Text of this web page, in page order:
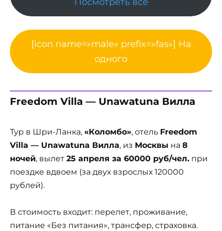
[icon name=»male» prefix=»fas»] На
одного
Freedom Villa — Unawatuna Вилла
Тур в Шри-Ланка, «Коломбо», отель Freedom
Villa — Unawatuna Вилла, из Москвы на 8
ночей, вылет 25 апреля за 60000 руб/чел. при
поездке вдвоем (за двух взрослых 120000
рублей).
В стоимость входит: перелет, проживание,
питание «Без питания», трансфер, страховка.